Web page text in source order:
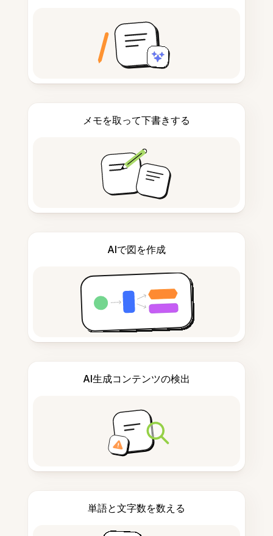
メモを取って下書きする
AIで図を作成
AI生成コンテンツの検出
単語と文字数を数える